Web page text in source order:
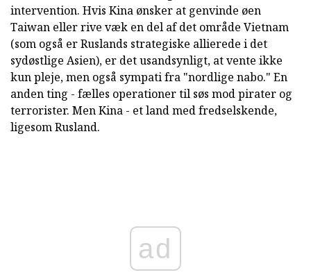
intervention. Hvis Kina ønsker at genvinde øen
Taiwan eller rive væk en del af det område Vietnam
(som også er Ruslands strategiske allierede i det
sydøstlige Asien), er det usandsynligt, at vente ikke
kun pleje, men også sympati fra "nordlige nabo." En
anden ting - fælles operationer til søs mod pirater og
terrorister. Men Kina - et land med fredselskende,
ligesom Rusland.
ad